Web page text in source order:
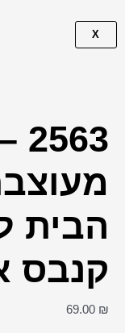
X
הבית
קנבס
69.00 ₪